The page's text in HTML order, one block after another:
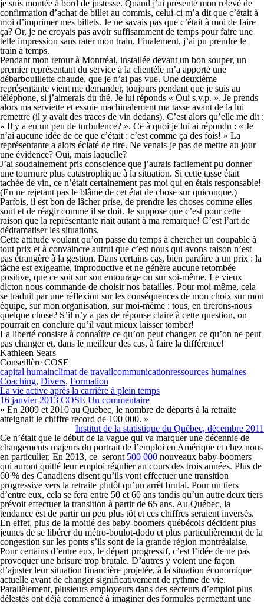
je suis montée à bord de justesse. Quand j’ai présenté mon relevé de
confirmation d’achat de billet au commis, celui-ci m’a dit que c’était à
moi d’imprimer mes billets. Je ne savais pas que c’était à moi de faire
ça? Or, je ne croyais pas avoir suffisamment de temps pour faire une
telle impression sans rater mon train. Finalement, j’ai pu prendre le
train à temps.
Pendant mon retour à Montréal, installée devant un bon souper, un
premier représentant du service à la clientèle m’a apporté une
débarbouillette chaude, que je n’ai pas vue. Une deuxième
représentante vient me demander, toujours pendant que je suis au
téléphone, si j’aimerais du thé. Je lui réponds « Oui s.v.p. ». Je prends
alors ma serviette et essuie machinalement ma tasse avant de la lui
remettre (il y avait des traces de vin dedans). C’est alors qu’elle me dit :
« Il y a eu un peu de turbulence? ». Ce à quoi je lui ai répondu : « Je
n’ai aucune idée de ce que c’était : c’est comme ça des fois! » La
représentante a alors éclaté de rire. Ne venais-je pas de mettre au jour
une évidence? Oui, mais laquelle?
J’ai soudainement pris conscience que j’aurais facilement pu donner
une tournure plus catastrophique à la situation. Si cette tasse était
tachée de vin, ce n’était certainement pas moi qui en étais responsable!
(En ne rejetant pas le blâme de cet état de chose sur quiconque.)
Parfois, il est bon de lâcher prise, de prendre les choses comme elles
sont et de réagir comme il se doit. Je suppose que c’est pour cette
raison que la représentante riait autant à ma remarque! C’est l’art de
dédramatiser les situations.
Cette attitude voulant qu’on passe du temps à chercher un coupable à
tout prix et à convaincre autrui que c’est nous qui avons raison n’est
pas étrangère à la gestion. Dans certains cas, bien paraître a un prix : la
tâche est exigeante, improductive et ne génère aucune retombée
positive, que ce soit sur son entourage ou sur soi-même. Le vieux
dicton nous commande de choisir nos batailles. Pour moi-même, cela
se traduit par une réflexion sur les conséquences de mon choix sur mon
équipe, sur mon organisation, sur moi-même : tous, en tirerons-nous
quelque chose? S’il n’y a pas de réponse claire à cette question, on
pourrait en conclure qu’il vaut mieux laisser tomber!
La liberté consiste à connaître ce qu’on peut changer, ce qu’on ne peut
pas changer et, dans le meilleur des cas, à faire la différence!
Kathleen Sears
Conseillère COSE
capital humainclimat de travailcommunicationressources humaines
Coaching, Divers, Formation
La vie active après la carrière à plein temps
16 janvier 2013 COSE Un commentaire
« En 2009 et 2010 au Québec, le nombre de départs à la retraite
atteignait le chiffre record de 100 000. »
Institut de la statistique du Québec, décembre 2011
Ce n’était que le début de la vague qui va marquer une décennie de
changements majeurs du portrait de l’emploi en Amérique et chez nous
en particulier. En 2013, ce seront 500 000 nouveaux baby-boomers
qui auront quitté leur emploi régulier au cours des trois années. Plus de
60 % des Canadiens disent qu’ils vont effectuer une transition
progressive vers la retraite plutôt qu’un arrêt brutal. Pour un tiers
d’entre eux, cela se fera entre 50 et 60 ans tandis qu’un autre deux tiers
prévoit effectuer la transition à partir de 65 ans. Au Québec, la
tendance est de partir un peu plus tôt et ces chiffres seraient inversés.
En effet, plus de la moitié des baby-boomers québécois décident plus
jeunes de se libérer du métro-boulot-dodo et plus particulièrement de la
congestion sur les ponts s’ils sont de la grande région montréalaise.
Pour certains d’entre eux, le départ progressif, c’est l’idée de ne pas
provoquer une brisure trop brutale. D’autres y voient une façon
d’ajuster leur situation financière projetée, à la situation économique
actuelle avant de changer significativement de rythme de vie.
Parallèlement, plusieurs employeurs dans des secteurs d’emploi plus
délestés ont déjà commencé à imaginer des formules permettant une